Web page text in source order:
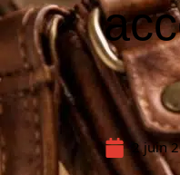
2 juin